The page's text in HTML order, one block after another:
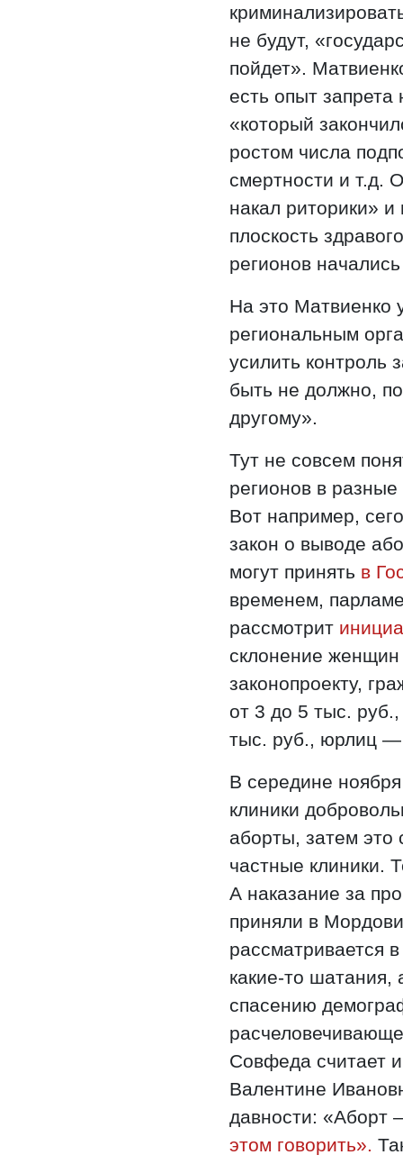
не будут,
пойдет».
есть опыт
«который
ростом числа
смертности и т.д.
накал риторики»
плоскость
регионов
На это Матвиенко
региональным
усилить контроль
быть не должно,
другому».
Тут не совсем
регионов в
Вот например,
закон о выводе
могут принять в
временем,
рассмотрит
склонение
законопроекту,
от 3 до 5 тыс.
тыс. руб., юрлиц —
В середине
клиники
аборты, затем это
частные клиники.
А наказание за
приняли в
рассматривается
какие-то шатания,
спасению
Совфеда считает
Валентине
давности: «Аборт
этом говорить».